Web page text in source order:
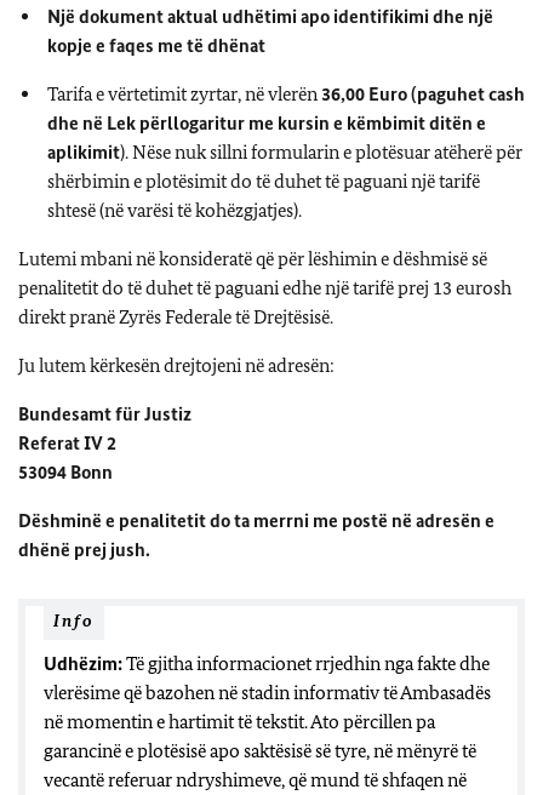
Një dokument aktual udhëtimi apo identifikimi dhe një
kopje e faqes me të dhënat
Tarifa e vërtetimit zyrtar, në vlerën 36,00 Euro (paguhet cash
dhe në Lek përllogaritur me kursin e këmbimit ditën e
aplikimit). Nëse nuk sillni formularin e plotësuar atëherë për
shërbimin e plotësimit do të duhet të paguani një tarifë
shtesë (në varësi të kohëzgjatjes).
Lutemi mbani në konsideratë që për lëshimin e dëshmisë së
penalitetit do të duhet të paguani edhe një tarifë prej 13 eurosh
direkt pranë Zyrës Federale të Drejtësisë.
Ju lutem kërkesën drejtojeni në adresën:
Bundesamt für Justiz
Referat IV 2
53094 Bonn
Dëshminë e penalitetit do ta merrni me postë në adresën e
dhënë prej jush.
Info
Udhëzim:Të gjitha informacionet rrjedhin nga fakte dhe
vlerësime që bazohen në stadin informativ të Ambasadës
në momentin e hartimit të tekstit. Ato përcillen pa
garancinë e plotësisë apo saktësisë së tyre, në mënyrë të
vecantë referuar ndryshimeve, që mund të shfaqen në